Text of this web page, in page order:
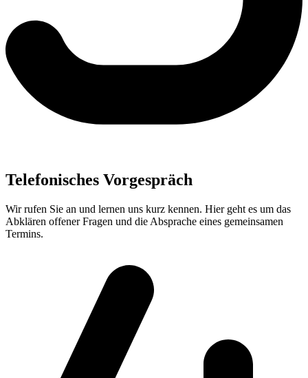
Telefonisches Vorgespräch
Wir rufen Sie an und lernen uns kurz kennen. Hier geht es um das
Abklären offener Fragen und die Absprache eines gemeinsamen
Termins.